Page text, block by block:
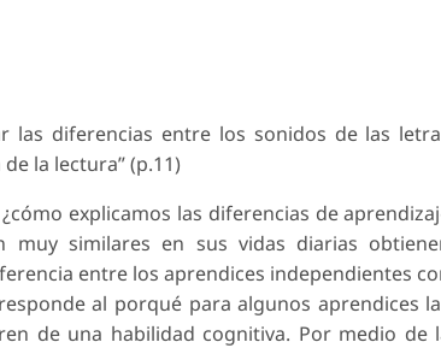
las diferencias entre los sonidos de las
la lectura” (p.11)
explicamos las diferencias de
muy similares en sus vidas diarias
entre los aprendices independientes
al porqué para algunos aprendices
de una habilidad cognitiva. Por medio de